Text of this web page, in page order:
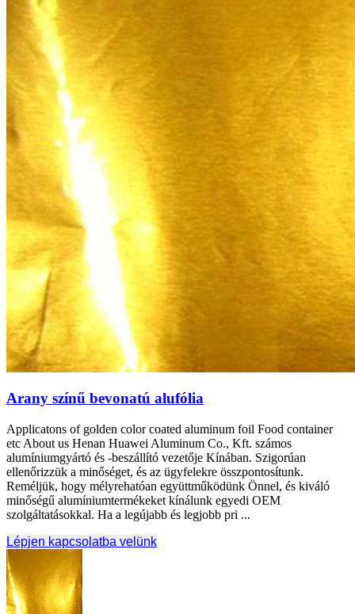
Arany színű bevonatú alufólia
Applicatons of golden color coated aluminum foil Food container
etc About us Henan Huawei Aluminum Co., Kft. számos
alumíniumgyártó és -beszállító vezetője Kínában. Szigorúan
ellenőrizzük a minőséget, és az ügyfelekre összpontosítunk.
Reméljük, hogy mélyrehatóan együttműködünk Önnel, és kiváló
minőségű alumíniumtermékeket kínálunk egyedi OEM
szolgáltatásokkal. Ha a legújabb és legjobb pri ...
Lépjen kapcsolatba velünk